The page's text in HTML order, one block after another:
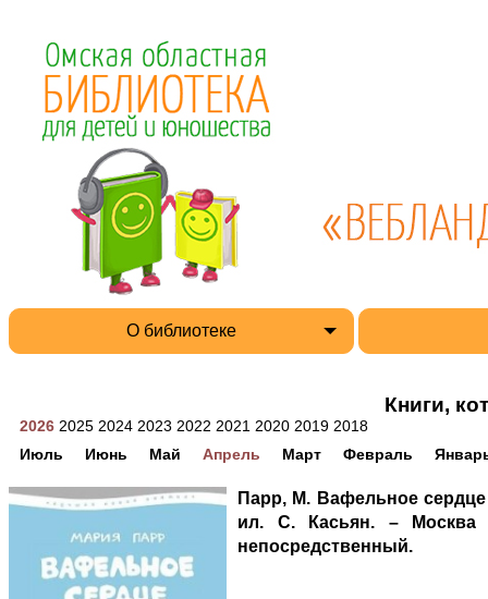
О библиотеке
Книги,
2026 2025 2024 2023 2022 2021 2020 2019 2018
Июль
Июнь Май Апрель Март Февраль
Парр, М. Вафельное
ил. С. Касьян. – Москва
непосредственный.